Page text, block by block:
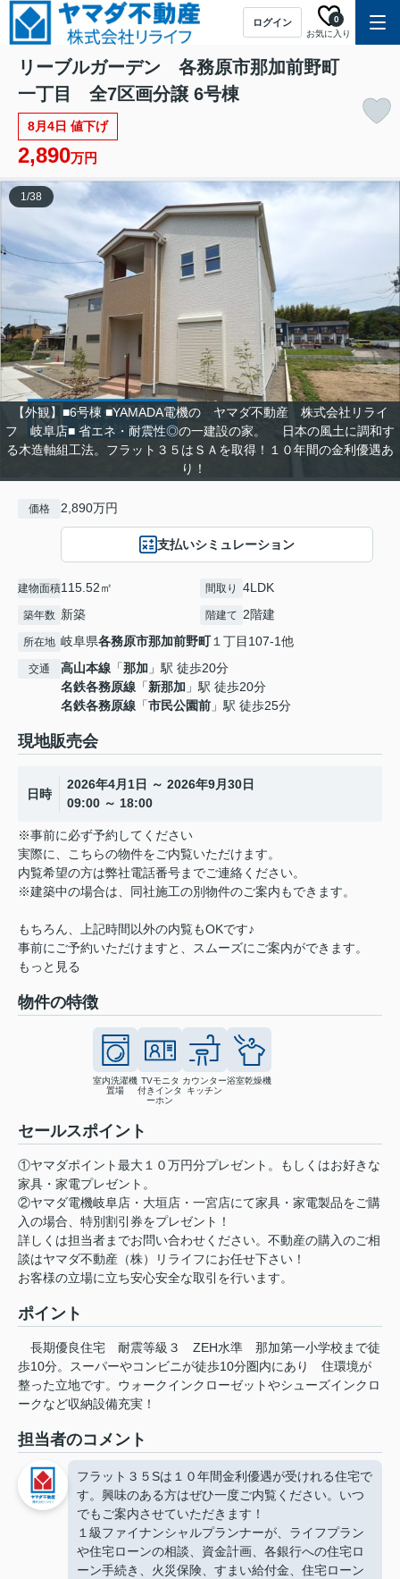
ログイン
お気に入り
0
リーブルガーデン 各務原市那加前野町
一丁目 全7区画分譲 6号棟
8月4日 値下げ
2,890万円
【外観】■6号棟 ■YAMADA電機の ヤマダ不動産 株式会社リライ
フ 岐阜店■ 省エネ・耐震性◎の一建設の家。 日本の風土に調和す
る木造軸組工法。フラット３５はＳＡを取得！１０年間の金利優遇あ
り！
1/38
価格 2,890万円
支払いシミュレーション
建物面積115.52㎡ 間取り 4LDK
築年数 新築 階建て 2階建
所在地 岐阜県各務原市那加前野町１丁目107-1他
交通 高山本線 「那加 」駅 徒歩20分
名鉄各務原線 「新那加 」駅 徒歩20分
名鉄各務原線 「市民公園前 」駅 徒歩25分
現地販売会
日時
2026年4月1日 ～ 2026年9月30日
09:00 ～ 18:00
※事前に必ず予約してください
実際に、こちらの物件をご内覧いただけます。
内覧希望の方は弊社電話番号までご連絡ください。
※建築中の場合は、同社施工の別物件のご案内もできます。
もちろん、上記時間以外の内覧もOKです♪
事前にご予約いただけますと、スムーズにご案内ができます。
もっと見る
物件の特徴
室内洗濯機
置場
TVモニタ
付きインタ
ーホン
カウンター
キッチン
浴室乾燥機
セールスポイント
①ヤマダポイント最大１０万円分プレゼント。もしくはお好きな
家具・家電プレゼント。
②ヤマダ電機岐阜店・大垣店・一宮店にて家具・家電製品をご購
入の場合、特別割引券をプレゼント！
詳しくは担当者までお問い合わせください。不動産の購入のご相
談はヤマダ不動産（株）リライフにお任せ下さい！
お客様の立場に立ち安心安全な取引を行います。
ポイント
長期優良住宅 耐震等級３ ZEH水準
那加第一小学校まで徒
歩10分。スーパーやコンビニが徒歩10分圏内にあり
住環境が
整った立地です。ウォークインクローゼットやシューズインクロ
ークなど収納設備充実！
担当者のコメント
フラット３５Sは１０年間金利優遇が受けれる住宅で
す。興味のある方はぜひ一度ご内覧ください。いつ
でもご案内させていただきます！
１級ファイナンシャルプランナーが、ライフプラン
や住宅ローンの相談、資金計画、各銀行への住宅ロ
ーン手続き、火災保険、すまい給付金、住宅ローン